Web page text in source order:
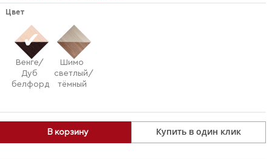
В корзину Купить в один клик
Цвет
Венге/
Дуб
белфорд
Шимо
светлый/
тёмный